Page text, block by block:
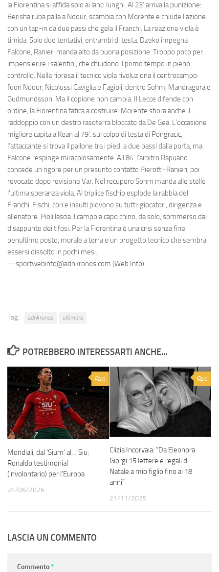
la Fiorentina si affida solo ai lanci lunghi. Al 23’ arriva la punizione:
Berisha ruba palla a Ndour, scambia con Morente e chiude l’azione
con un tap-in da due passi che gela il Franchi. La reazione viola è
timida. Solo due tentativi, entrambi di testa: Dzeko impegna
Falcone, Ranieri manda alto da buona posizione. Troppo poco per
impensierire i salentini, che chiudono il primo tempo in pieno
controllo. Nella ripresa il tecnico viola rivoluziona il centrocampo:
fuori Ndour, Nicolussi Caviglia e Fagioli, dentro Sohm, Mandragora e
Gudmundsson. Ma il copione non cambia. Il Lecce difende con
ordine, la Fiorentina fatica a costruire. Morente sfiora anche il
raddoppio con un destro rasoterra bloccato da De Gea. L’occasione
migliore capita a Kean al 79’: sul colpo di testa di Pongracic,
l’attaccante si trova il pallone tra i piedi a due passi dalla porta, ma
Falcone respinge miracolosamente. All’84’ l’arbitro Rapuano
concede un rigore per un presunto contatto Pierotti-Ranieri, poi
revocato dopo revisione Var. Nel recupero Sohm manda alle stelle
l’ultima speranza viola. Al triplice fischio esplode la rabbia del
Franchi. Fischi, cori e insulti piovono su tutti: giocatori, dirigenza e
allenatore. Pioli lascia il campo a capo chino, da solo, sommerso dal
disappunto dei tifosi. Per la Fiorentina è una crisi senza fine:
penultimo posto, morale a terra e un progetto tecnico che sembra
essersi dissolto in pochi mesi.
—sportwebinfo@adnkronos.com (Web Info)
Tag: adnkronos ultimora
POTREBBERO INTERESSARTI ANCHE...
0
Mondiali, dal ‘Sium’ al… Siu:
Ronaldo testimonial
(involontario) per l’Europa
24/06/2026
0
Clizia Incorvaia: “Da Eleonora
Giorgi 15 lettere e regali di
Natale a mio figlio fino ai 18
anni”
21/11/2025
LASCIA UN COMMENTO
Commento*